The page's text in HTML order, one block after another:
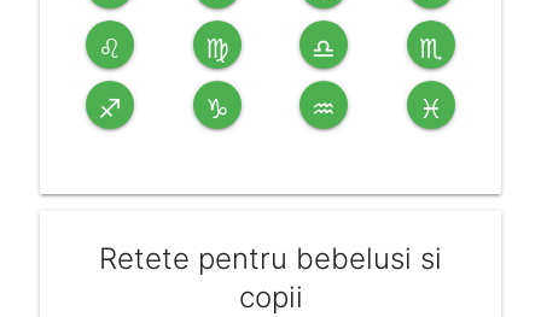
♌ ♍ ♎ ♏
♐ ♑ ♒ ♓
Retete pentru bebelusi si
copii